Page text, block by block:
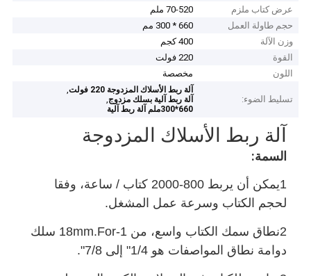
عرض كتاب ملزم
70-520 ملم
حجم طاولة العمل
660 * 300 مم
وزن الآلة
400 كجم
القوة
220 فولت
اللون
مخصصة
تسليط الضوء:
آلة ربط الأسلاك المزدوجة 220 فولت ,
آلة ربط آلية بسلك مزدوج,
660*300ملم آلة ربط آلية
آلة ربط الأسلاك المزدوجة
السمة:
1يمكن أن يربط 800-2000 كتاب / ساعة، وفقا
لحجم الكتاب وسرعة عمل المشغل.
2نطاق سمك الكتاب واسع، من 1-18mm.For سلك
دوامة نطاق المواصفات هو 1/4" إلى 7/8".